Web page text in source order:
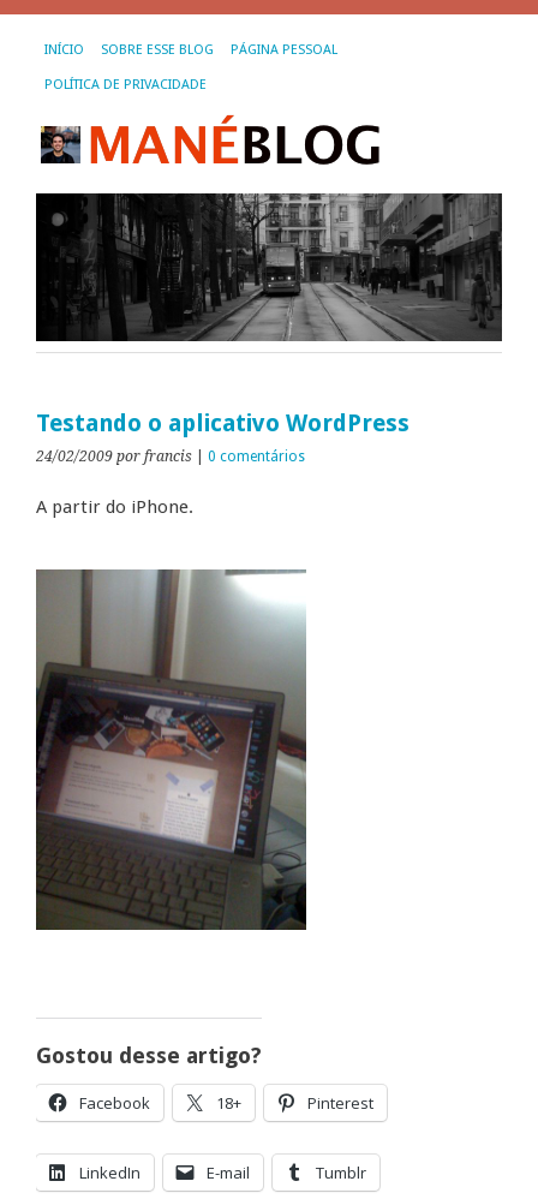
INÍCIO SOBRE ESSE BLOG PÁGINA PESSOAL
POLÍTICA DE PRIVACIDADE
Testando o aplicativo WordPress
24/02/2009 por francis 0 comentários
A partir do iPhone.
Gostou desse artigo?
Facebook 18+ Pinterest
LinkedIn E-mail Tumblr